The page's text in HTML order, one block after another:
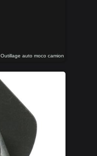
Outillage auto moco camion